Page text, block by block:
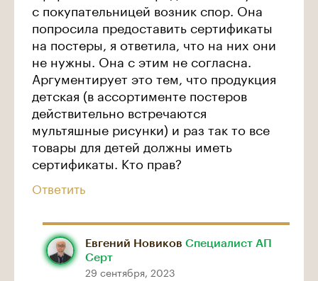
с покупательницей возник спор. Она
попросила предоставить сертификаты
на постеры, я ответила, что на них они
не нужны. Она с этим не согласна.
Аргументирует это тем, что продукция
детская (в ассортименте постеров
действительно встречаются
мультяшные рисунки) и раз так то все
товары для детей должны иметь
сертификаты. Кто прав?
Ответить
Евгений Новиков Специалист АП
Серт
29 сентября, 2023